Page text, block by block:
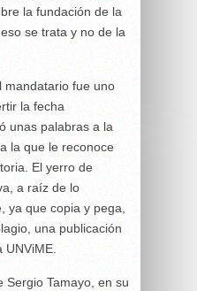
la fundación de la
se trata y no de la
mandatario fue uno
la fecha
unas palabras a la
la que le reconoce
El yerro de
a raíz de lo
ya que copia y pega,
una publicación
Sergio Tamayo, en su